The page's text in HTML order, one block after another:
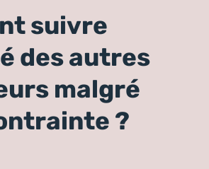
suivre
des autres
malgré
?